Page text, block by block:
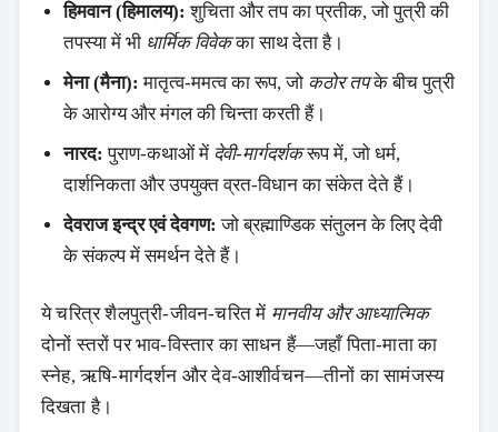
हिमवान (हिमालय): शुचिता और तप का प्रतीक, जो पुत्री की
तपस्या में भी धार्मिक विवेकका साथ देता है।
मेना (मैना): मातृत्व‑ममत्व का रूप, जो कठोर तपके बीच पुत्री
के आरोग्य और मंगल की चिन्ता करती हैं।
नारद: पुराण‑कथाओं में देवी‑मार्गदर्शकरूप में, जो धर्म,
दार्शनिकता और उपयुक्त व्रत‑विधान का संकेत देते हैं।
देवराज इन्द्र एवं देवगण: जो ब्रह्माण्डिक संतुलन के लिए देवी
के संकल्प में समर्थन देते हैं।
ये चरित्र शैलपुत्री‑जीवन‑चरित में मानवीय और आध्यात्मिक
दोनों स्तरों पर भाव‑विस्तार का साधन हैं—जहाँ पिता‑माता का
स्नेह, ऋषि‑मार्गदर्शन और देव‑आशीर्वचन—तीनों का सामंजस्य
दिखता है।